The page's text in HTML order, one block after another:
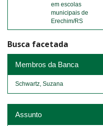
em escolas
municipais de
Erechim/RS
Busca facetada
Membros da Banca
Schwartz, Suzana
Assunto